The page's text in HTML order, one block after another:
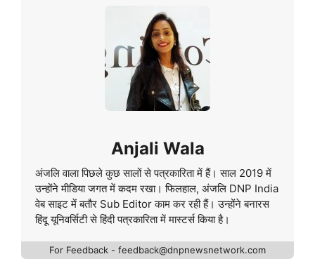
Anjali Wala
अंजलि वाला पिछले कुछ सालों से पत्रकारिता में हैं। साल 2019 में
उन्होंने मीडिया जगत में कदम रखा। फिलहाल, अंजलि DNP India
वेब साइट में बतौर Sub Editor काम कर रही हैं। उन्होंने बनारस
हिंदू यूनिवर्सिटी से हिंदी पत्रकारिता में मास्टर्स किया है।
For Feedback - feedback@dnpnewsnetwork.com